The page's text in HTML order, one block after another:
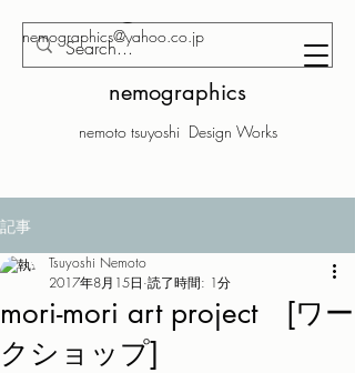
nemographics
nemoto tsuyoshi Design Works
nemographics@yahoo.co.jp
記事
mori-mori art project [ワー
クショップ]
Tsuyoshi Nemoto
2017年8月15日 読了時間: 1分